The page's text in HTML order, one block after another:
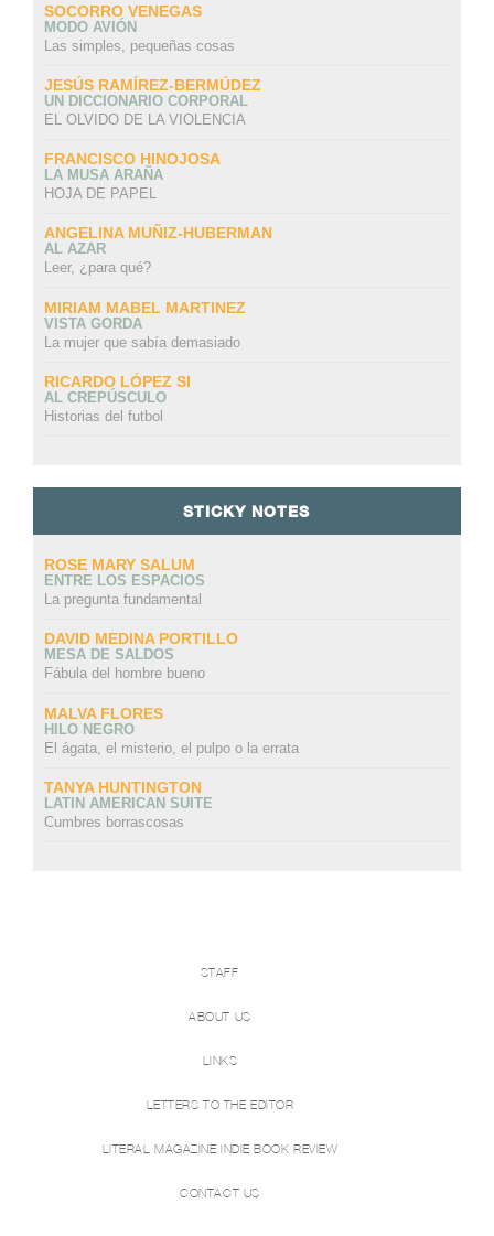
SOCORRO VENEGAS
MODO AVIÓN
Las simples, pequeñas cosas
JESÚS RAMÍREZ-BERMÚDEZ
UN DICCIONARIO CORPORAL
EL OLVIDO DE LA VIOLENCIA
FRANCISCO HINOJOSA
LA MUSA ARAÑA
HOJA DE PAPEL
ANGELINA MUÑIZ-HUBERMAN
AL AZAR
Leer, ¿para qué?
MIRIAM MABEL MARTINEZ
VISTA GORDA
La mujer que sabía demasiado
RICARDO LÓPEZ SI
AL CREPÚSCULO
Historias del futbol
STICKY NOTES
ROSE MARY SALUM
ENTRE LOS ESPACIOS
La pregunta fundamental
DAVID MEDINA PORTILLO
MESA DE SALDOS
Fábula del hombre bueno
MALVA FLORES
HILO NEGRO
El ágata, el misterio, el pulpo o la errata
TANYA HUNTINGTON
LATIN AMERICAN SUITE
Cumbres borrascosas
STAFF
ABOUT US
LINKS
LETTERS TO THE EDITOR
LITERAL MAGAZINE INDIE BOOK REVIEW
CONTACT US